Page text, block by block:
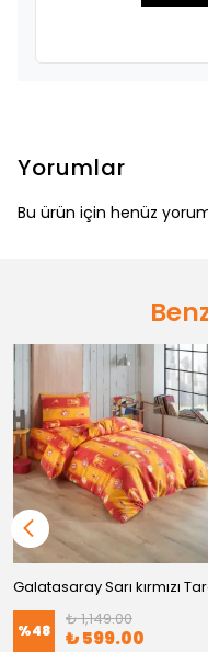
Yorumlar
Bu ürün için henüz
%48
₺ 1,149.00
₺ 599.00